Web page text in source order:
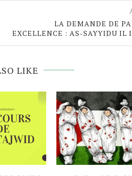
LA DEMANDE DE
EXCELLENCE : AS-SAYYIDU IL
LIKE